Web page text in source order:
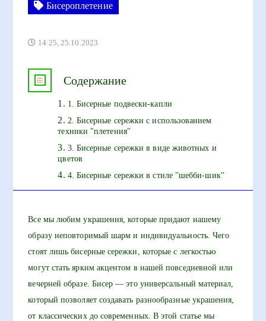
Бисероплетение
14:25, 25.10.2023
Содержание
1. Бисерные подвески-капли
2. Бисерные сережки с использованием
техники "плетения"
3. Бисерные сережки в виде животных и
цветов
4. Бисерные сережки в стиле "шебби-шик"
Все мы любим украшения, которые придают нашему
образу неповторимый шарм и индивидуальность. Чего
стоят лишь бисерные сережки, которые с легкостью
могут стать ярким акцентом в нашей повседневной или
вечерней образе. Бисер — это универсальный материал,
который позволяет создавать разнообразные украшения,
от классических до современных. В этой статье мы